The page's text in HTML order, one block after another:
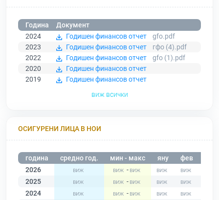
Година
Документ
2024
Годишен финансов отчет
gfo.pdf
2023
Годишен финансов отчет
гфо (4).pdf
2022
Годишен финансов отчет
gfo (1).pdf
2020
Годишен финансов отчет
2019
Годишен финансов отчет
виж всички
ОСИГУРЕНИ ЛИЦА В НОИ
година средно год. мин - макс яну фев
2026
-
2025
-
2024
-